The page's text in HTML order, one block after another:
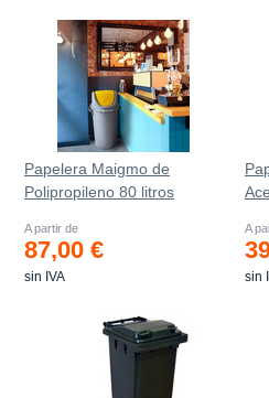
Papelera Maigmo de
Polipropileno 80 litros
A partir de
87,00 €
sin IVA
A
sin